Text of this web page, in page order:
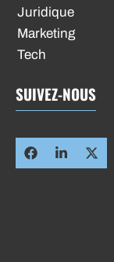
Juridique
Marketing
Tech
SUIVEZ-NOUS